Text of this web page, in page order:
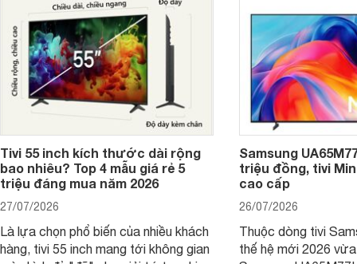
Tivi 55 inch kích thước dài rộng
bao nhiêu? Top 4 mẫu giá rẻ 5
triệu đáng mua năm 2026
27/07/2026
Là lựa chọn phổ biến của nhiều khách
hàng, tivi 55 inch mang tới không gian
Samsung
triệu đồng, tivi
cao cấp
26/07/2026
Thuộc dòng tivi
thế hệ mới 2026